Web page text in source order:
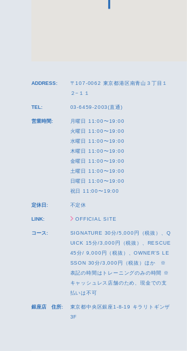
ADDRESS:
〒107-0062 東京都港区南青山３丁目１
２−１１
TEL: 03-6459-2003(直通)
営業時間:
月曜日 11:00〜19:00
火曜日 11:00〜19:00
水曜日 11:00〜19:00
木曜日 11:00〜19:00
金曜日 11:00〜19:00
土曜日 11:00〜19:00
日曜日 11:00〜19:00
祝日 11:00〜19:00
定休日: 不定休
LINK: OFFICIAL SITE
コース:
SIGNATURE 30分/5,000円（税抜）、Q
UICK 15分/3,000円（税抜）、RESCUE
45分/ 9,000円（税抜）、OWNER’S LE
SSON 30分/3,000円（税抜）ほか ※
表記の時間はトレーニングのみの時間 ※
キャッシュレス店舗のため、現金での支
払いは不可
銀座店 住所:
東京都中央区銀座1-8-19 キラリトギンザ
3F